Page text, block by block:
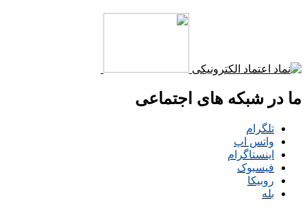
ما در شبکه های اجتماعی
تلگرام
واتس اپ
اینستاگرام
فیسبوک
روبیکا
بله